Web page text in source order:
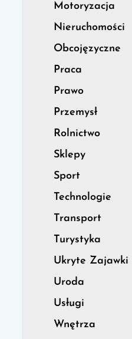
Motoryzacja
Nieruchomości
Obcojęzyczne
Praca
Prawo
Przemysł
Rolnictwo
Sklepy
Sport
Technologie
Transport
Turystyka
Ukryte Zajawki
Uroda
Usługi
Wnętrza